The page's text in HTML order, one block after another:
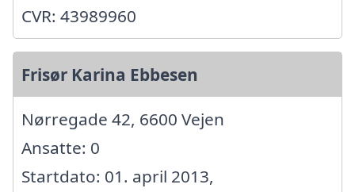
CVR: 43989960
Frisør Karina Ebbesen
Nørregade 42, 6600 Vejen
Ansatte: 0
Startdato: 01. april 2013,